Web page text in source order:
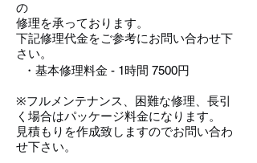
の
修理を承っております。
下記修理代金をご参考にお問い合わせ下
さい。
・基本修理料金 - 1時間 7500円
※フルメンテナンス、困難な修理、長引
く場合はパッケージ料金になります。
見積もりを作成致しますのでお問い合わ
せ下さい。